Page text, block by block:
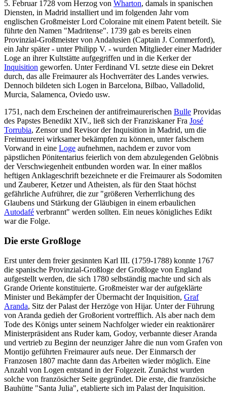
5. Februar 1728 vom Herzog von Wharton, damals in spanischen
Diensten, in Madrid installiert und im folgenden Jahr vom
englischen Großmeister Lord Coloraine mit einem Patent beteilt. Sie
führte den Namen "Madritense". 1739 gab es bereits einen
Provinzial-Großmeister von Andalusien (Captain J. Commerford),
ein Jahr später - unter Philipp V. - wurden Mitglieder einer Madrider
Loge an ihrer Kultstätte aufgegriffen und in die Kerker der
Inquisition geworfen. Unter Ferdinand VI. setzte diese ein Dekret
durch, das alle Freimaurer als Hochverräter des Landes verwies.
Dennoch bildeten sich Logen in Barcelona, Bilbao, Valladolid,
Murcia, Salamenca, Oviedo usw.
1751, nach dem Erscheinen der antifreimaurerischen Bulle Providas
des Papstes Benedikt XIV., ließ sich der Franziskaner Fra José
Torrubia, Zensor und Revisor der Inquisition in Madrid, um die
Freimaurerei wirksamer bekämpfen zu können, unter falschem
Vorwand in eine Loge aufnehmen, nachdem er zuvor vom
päpstlichen Pönitentarius feierlich von dem abzulegenden Gelöbnis
der Verschwiegenheit entbunden worden war. In einer maßlos
heftigen Anklageschrift bezeichnete er die Freimaurer als Sodomiten
und Zauberer, Ketzer und Atheisten, als für den Staat höchst
gefährliche Aufrührer, die zur "größeren Verherrlichung des
Glaubens und Stärkung der Gläubigen in einem erbaulichen
Autodafé verbrannt" werden sollten. Ein neues königliches Edikt
war die Folge.
Die erste Großloge
Erst unter dem freier gesinnten Karl III. (1759-1788) konnte 1767
die spanische Provinzial-Großloge der Großloge von England
aufgestellt werden, die sich 1780 selbständig machte und sich als
Grande Oriente konstituierte. Großmeister war der aufgeklärte
Minister und Bekämpfer der Übermacht der Inquisition, Graf
Aranda, Sitz der Palast der Herzöge von Hijar. Unter der Führung
von Aranda gedieh der Großorient vortrefflich. Als aber nach dem
Tode des Königs unter seinem Nachfolger wieder ein reaktionärer
Ministerpräsident ans Ruder kam, Godoy, verbannte dieser Aranda
und vertrieb zu Beginn der neunziger Jahre die nun vom Grafen von
Montijo geführten Freimaurer aufs neue. Der Einmarsch der
Franzosen 1807 machte dann das Arbeiten wieder möglich. Eine
Anzahl von Logen entstand in der Folgezeit. Zunächst wurden
solche von französicher Seite gegründet. Die erste, die französiche
Bauhütte "Santa Julia", etablierte sich im Palast der Inquisition.